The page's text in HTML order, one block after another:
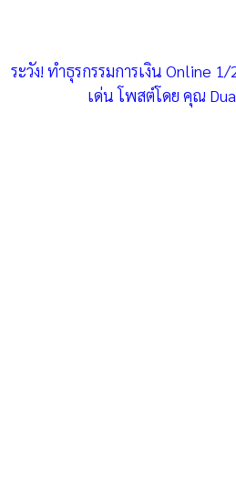
ระวัง! ทำธุรกรรมการเงิน Online 1/
เด่น โพสต์โดย คุณ